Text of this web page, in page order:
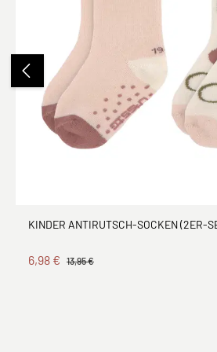
KINDER ANTIRUTSCH-SOCKEN (2ER-
6,98 € 13,95 €